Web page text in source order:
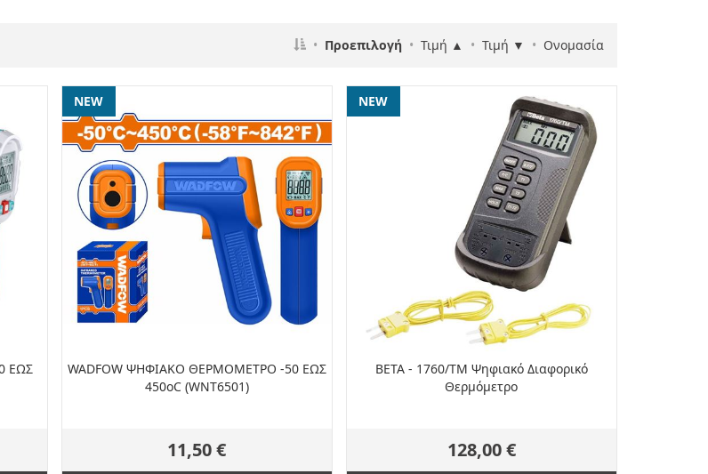
• Προεπιλογή • Τιμή ▲ • Τιμή ▼ • Ονομασία
ΕΩΣ
NEW
WADFOW ΨΗΦΙΑΚΟ ΘΕΡΜΟΜΕΤΡΟ -50 ΕΩΣ
450oC (WNT6501)
11,50 €
NEW
BETA - 1760/TM Ψηφιακό Διαφορικό
Θερμόμετρο
128,00 €